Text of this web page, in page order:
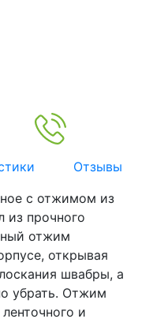
Отзывы
с отжимом из
из прочного
отжим
открывая
швабры, а
убрать. Отжим
и